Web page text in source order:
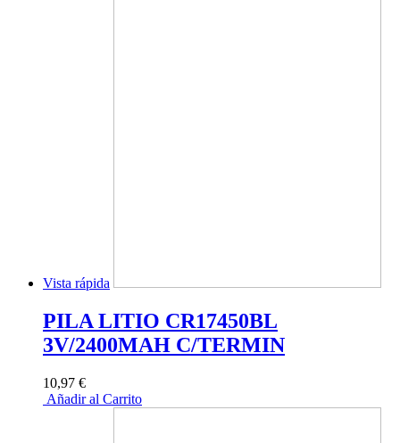
Vista rápida
PILA LITIO CR17450BL
3V/2400MAH C/TERMIN
10,97 €
Añadir al Carrito